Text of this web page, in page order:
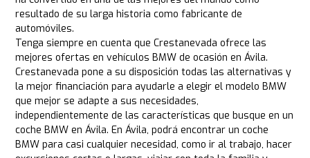
resultado de su larga historia como fabricante de
automóviles.
Tenga siempre en cuenta que Crestanevada ofrece las
mejores ofertas en vehículos BMW de ocasión en Ávila.
Crestanevada pone a su disposición todas las alternativas y
la mejor financiación para ayudarle a elegir el modelo BMW
que mejor se adapte a sus necesidades,
independientemente de las características que busque en un
coche BMW en Ávila. En Ávila, podrá encontrar un coche
BMW para casi cualquier necesidad, como ir al trabajo, hacer